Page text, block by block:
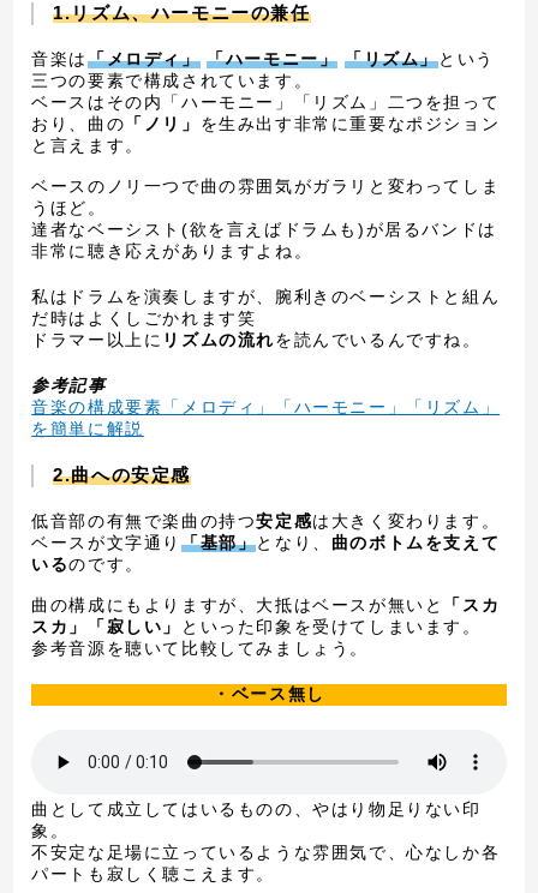
1.リズム、ハーモニーの兼任
音楽は「メロディ」 「ハーモニー」 「リズム」という
三つの要素で構成されています。
ベースはその内「ハーモニー」「リズム」二つを担って
おり、曲の 「ノリ」 を生み出す非常に重要なポジション
と言えます。
ベースのノリ一つで曲の雰囲気がガラリと変わってしま
うほど。
達者なベーシスト(欲を言えばドラムも)が居るバンドは
非常に聴き応えがありますよね。
私はドラムを演奏しますが、腕利きのベーシストと組ん
だ時はよくしごかれます笑
ドラマー以上に リズムの流れを読んでいるんですね。
参考記事
音楽の構成要素「メロディ」「ハーモニー」「リズム」
を簡単に解説
2.曲への安定感
低音部の有無で楽曲の持つ安定感は大きく変わります。
ベースが文字通り「基部」となり、 曲のボトムを支えて
いるのです。
曲の構成にもよりますが、大抵はベースが無いと
「スカ
スカ」「寂しい」
といった印象を受けてしまいます。
参考音源を聴いて比較してみましょう。
・ベース無し
曲として成立してはいるものの、やはり物足りない印
象。
不安定な足場に立っているような雰囲気で、心なしか各
パートも寂しく聴こえます。